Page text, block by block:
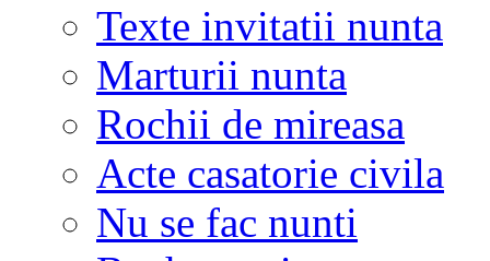
Texte invitatii nunta
Marturii nunta
Rochii de mireasa
Acte casatorie civila
Nu se fac nunti